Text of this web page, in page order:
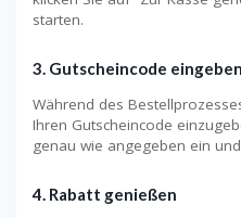
starten.
3. Gutscheincode eingeben
Während des
Ihren Gutscheincode
genau wie angegeben ein
4. Rabatt genießen